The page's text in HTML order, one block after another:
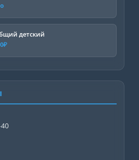
детский
₽